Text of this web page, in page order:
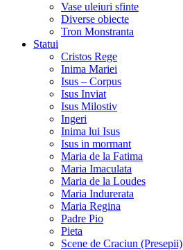
Vase uleiuri sfinte
Diverse obiecte
Tron Monstranta
Statui
Cristos Rege
Inima Mariei
Isus – Corpus
Isus Inviat
Isus Milostiv
Ingeri
Inima lui Isus
Isus in mormant
Maria de la Fatima
Maria Imaculata
Maria de la Loudes
Maria Indurerata
Maria Regina
Padre Pio
Pieta
Scene de Craciun (Presepii)